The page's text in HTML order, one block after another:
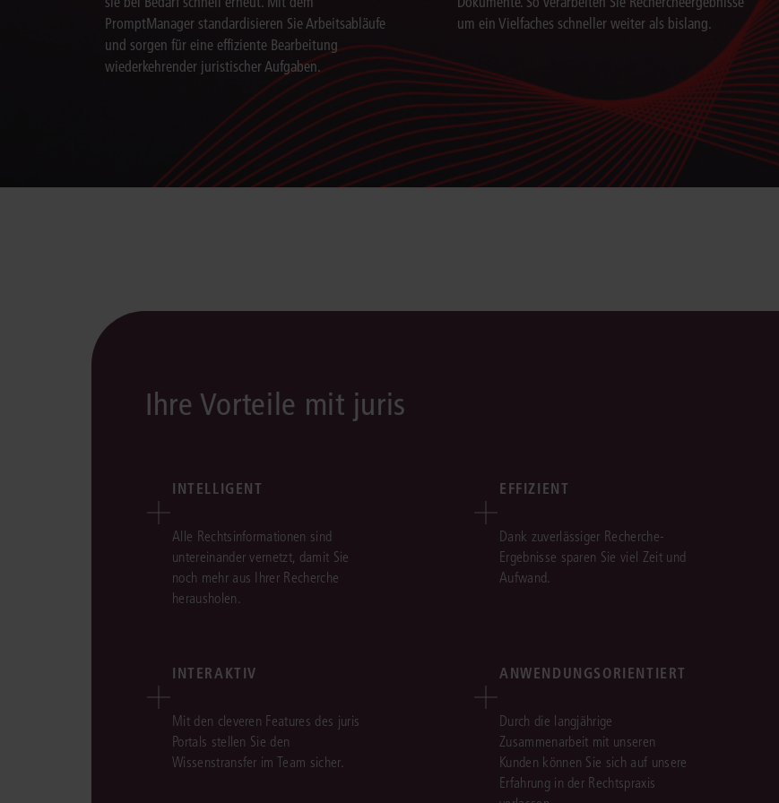
PromptManager standardisieren Sie Arbeitsabläufe
und sorgen für eine effiziente Bearbeitung
wiederkehrender juristischer Aufgaben.
um ein Vielfaches schneller weiter als bislang.
Ihre Vorteile mit juris
INTELLIGENT
Alle Rechtsinformationen sind
untereinander vernetzt, damit Sie
noch mehr aus Ihrer Recherche
herausholen.
EFFIZIENT
Dank zuverlässiger Recherche-
Ergebnisse sparen Sie viel Zeit und
Aufwand.
INTERAKTIV
Mit den cleveren Features des juris
Portals stellen Sie den
Wissenstransfer im Team sicher.
ANWENDUNGSORIENTIERT
Durch die langjährige
Zusammenarbeit mit unseren
Kunden können Sie sich auf unsere
Erfahrung in der Rechtspraxis